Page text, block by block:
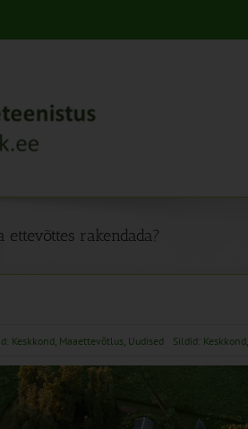
ettevõttes rakendada?
Keskkond, Maaettevõtlus Uudised Sildid: Keskkond,